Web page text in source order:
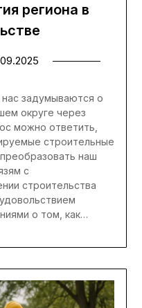
региона в
задумываются о
округе через
можно ответить,
строительные
наш
с
строительства
о том, как…